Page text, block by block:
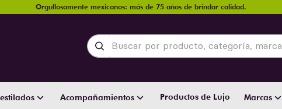
Orgullosamente mexicanos: más de 75 años de brindar calidad.
Buscar por producto, categoría, marca y más
Acompañamientos Productos de Lujo Marcas